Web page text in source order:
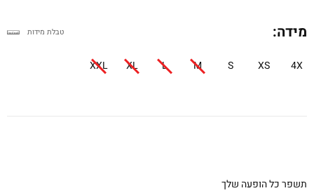
מידה:
4X
XS
S
M
L
XL
XXL
טבלת מידות
תשפר כל הופעה שלך